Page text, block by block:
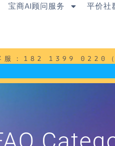
宝商AI顾问服务 平价社
客服：182 1399 0220